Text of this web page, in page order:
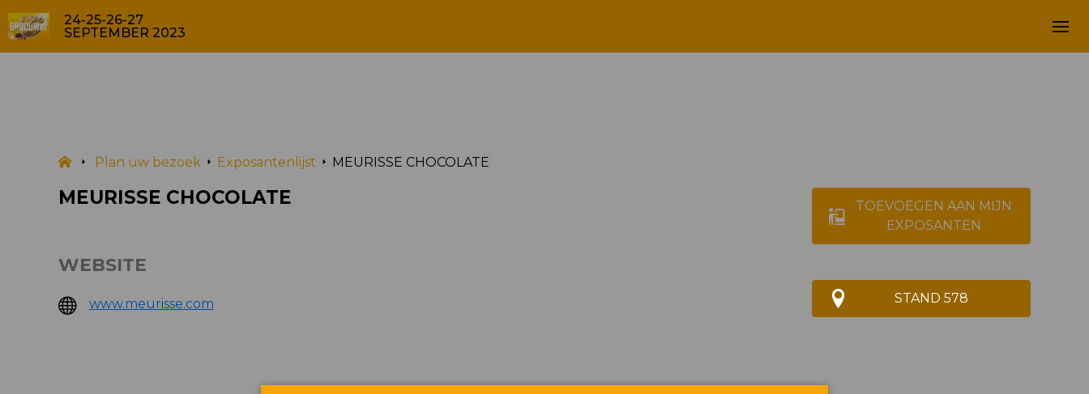
24-25-26-27
SEPTEMBER 2023
Plan uw bezoek Exposantenlijst MEURISSE CHOCOLATE
MEURISSE CHOCOLATE
TOEVOEGEN AAN MIJN
EXPOSANTEN
STAND 578
WEBSITE
www.meurisse.com